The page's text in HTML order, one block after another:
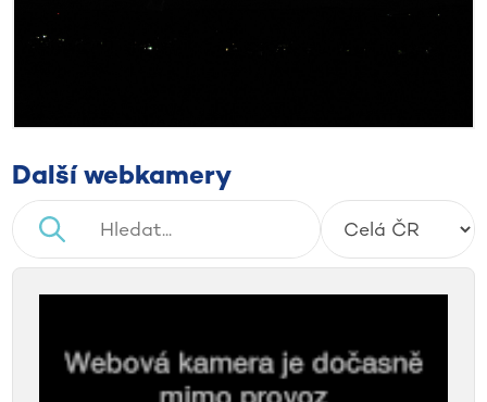
Další webkamery